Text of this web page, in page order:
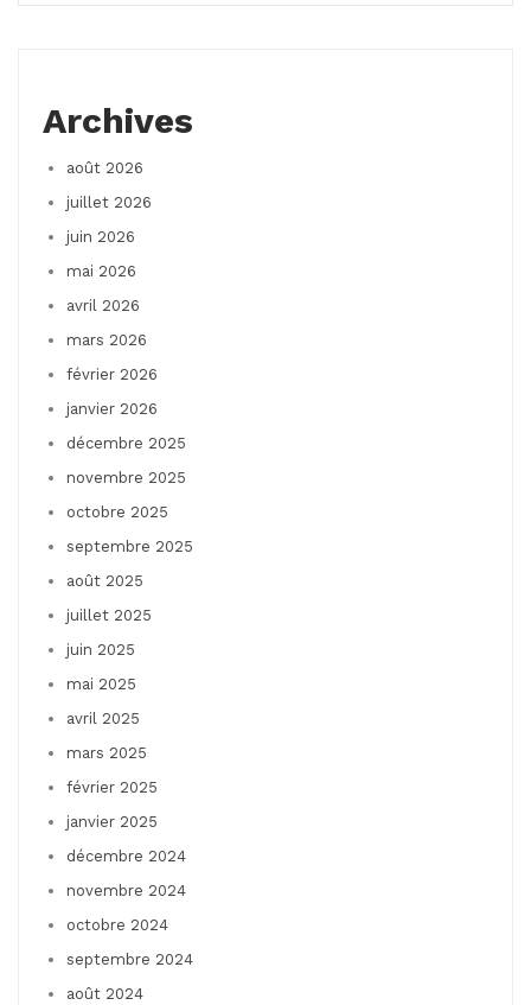
Archives
août 2026
juillet 2026
juin 2026
mai 2026
avril 2026
mars 2026
février 2026
janvier 2026
décembre 2025
novembre 2025
octobre 2025
septembre 2025
août 2025
juillet 2025
juin 2025
mai 2025
avril 2025
mars 2025
février 2025
janvier 2025
décembre 2024
novembre 2024
octobre 2024
septembre 2024
août 2024